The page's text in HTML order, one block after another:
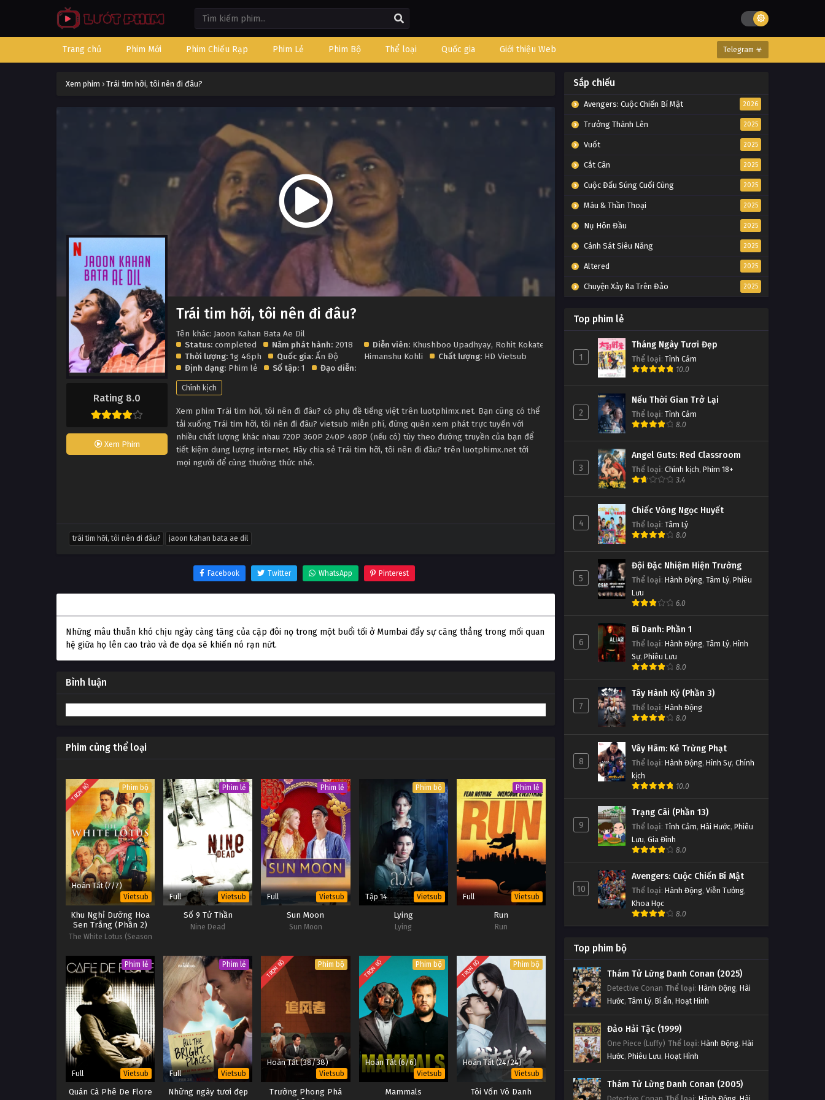
Trang chủ Phim Mới Phim Chiếu Rạp Phim Lẻ Phim Bộ Thể loại Quốc gia Giới thiệu Web Telegram ☣
Xem phim › Trái tim hỡi, tôi nên đi đâu?
Rating 8.0
Xem Phim
Trái tim hỡi, tôi nên đi đâu?
Tên khác: Jaoon Kahan Bata Ae Dil
Status: completed Năm phát hành: 2018
Thời lượng: 1g 46ph Quốc gia: Ấn Độ
Định dạng: Phim lẻ Số tập: 1 Đạo diễn:
Diễn viên: Khushboo Upadhyay, Rohit Kokate
Himanshu Kohli
Chất lượng: HD Vietsub
Chính kịch
Xem phim Trái tim hỡi, tôi nên đi đâu? có phụ đề tiếng việt trên luotphimx.net. Bạn cũng có thể
tải xuống Trái tim hỡi, tôi nên đi đâu? vietsub miễn phí, đừng quên xem phát trực tuyến với
nhiều chất lượng khác nhau 720P 360P 240P 480P (nếu có) tùy theo đường truyền của bạn để
tiết kiệm dung lượng internet. Hãy chia sẻ Trái tim hỡi, tôi nên đi đâu? trên luotphimx.net tới
mọi người để cùng thưởng thức nhé.
trái tim hỡi, tôi nên đi đâu? jaoon kahan bata ae dil
Facebook Twitter WhatsApp Pinterest
Những mâu thuẫn khó chịu ngày càng tăng của cặp đôi nọ trong một buổi tối ở Mumbai đẩy sự căng thẳng trong mối quan
hệ giữa họ lên cao trào và đe dọa sẽ khiến nó rạn nứt.
Bình luận
Phim cùng thể loại
TRỌN BỘ Phim bộ
Hoàn Tất (7/7)
Vietsub
Khu Nghỉ Dưỡng Hoa
Sen Trắng (Phần 2)
The White Lotus (Season
Phim lẻ
Full Vietsub
Số 9 Tử Thần
Nine Dead
Phim lẻ
Full Vietsub
Sun Moon
Sun Moon
Phim bộ
Tập 14 Vietsub
Lying
Lying
Phim lẻ
Full Vietsub
Run
Run
Phim lẻ
Full Vietsub
Quán Cà Phê De Flore
Phim lẻ
Full Vietsub
Những ngày tươi đẹp
TRỌN BỘ Phim bộ
Hoàn Tất (38/38)
Vietsub
Trường Phong Phá
TRỌN BỘ Phim bộ
Hoàn Tất (6/6)
Vietsub
Mammals
TRỌN BỘ Phim bộ
Hoàn Tất (24/24)
Vietsub
Tôi Vốn Vô Danh
Sắp chiếu
Avengers: Cuộc Chiến Bí Mật 2026
Trưởng Thành Lên 2025
Vuốt 2025
Cắt Cân 2025
Cuộc Đấu Súng Cuối Cùng 2025
Máu & Thần Thoại 2025
Nụ Hôn Đầu 2025
Cảnh Sát Siêu Năng 2025
Altered 2025
Chuyện Xảy Ra Trên Đảo 2025
Top phim lẻ
1
Tháng Ngày Tươi Đẹp
Thể loại: Tình Cảm
10.0
2
Nếu Thời Gian Trở Lại
Thể loại: Tình Cảm
8.0
3
Angel Guts: Red Classroom
Thể loại: Chính kịch, Phim 18+
3.4
4
Chiếc Vòng Ngọc Huyết
Thể loại: Tâm Lý
8.0
5
Đội Đặc Nhiệm Hiện Trường
Thể loại: Hành Động, Tâm Lý, Phiêu
Lưu
6.0
6
Bí Danh: Phần 1
Thể loại: Hành Động, Tâm Lý, Hình
Sự, Phiêu Lưu
8.0
7
Tây Hành Kỷ (Phần 3)
Thể loại: Hành Động
8.0
8
Vây Hãm: Kẻ Trừng Phạt
Thể loại: Hành Động, Hình Sự, Chính
kịch
10.0
9
Trạng Cãi (Phần 13)
Thể loại: Tình Cảm, Hài Hước, Phiêu
Lưu, Gia Đình
8.0
10
Avengers: Cuộc Chiến Bí Mật
Thể loại: Hành Động, Viễn Tưởng,
Khoa Học
8.0
Top phim bộ
Thám Tử Lừng Danh Conan (2025)
Detective Conan Thể loại: Hành Động, Hài
Hước, Tâm Lý, Bí ẩn, Hoạt Hình
Đảo Hải Tặc (1999)
One Piece (Luffy) Thể loại: Hành Động, Hài
Hước, Phiêu Lưu, Hoạt Hình
Thám Tử Lừng Danh Conan (2005)